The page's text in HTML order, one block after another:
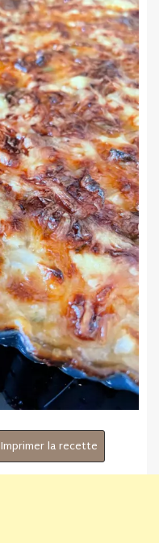
Imprimer la recette